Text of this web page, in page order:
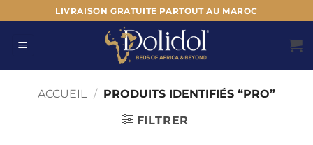
au
contenu
LIVRAISON GRATUITE PARTOUT AU MAROC
ACCUEIL / PRODUITS IDENTIFIÉS “PRO”
FILTRER